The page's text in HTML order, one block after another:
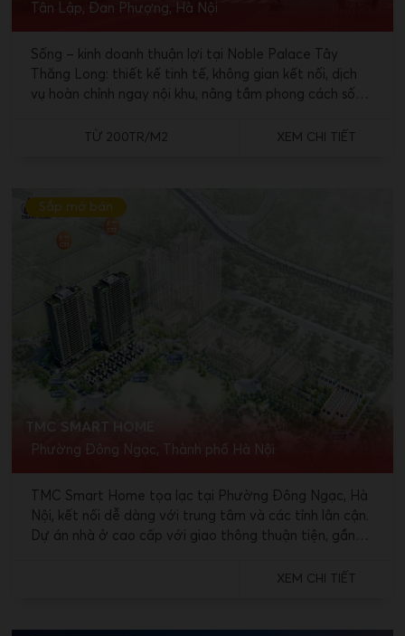
Tân Lập, Đan Phượng, Hà Nội
Sống – kinh doanh thuận lợi tại Noble Palace Tây
Thăng Long: thiết kế tinh tế, không gian kết nối, dịch
vụ hoàn chỉnh ngay nội khu, nâng tầm phong cách sống
TỪ 200TR/M2 XEM CHI TIẾT
TMC SMART HOME
Phường Đông Ngạc, Thành phố Hà Nội
Sắp mở bán
TMC Smart Home tọa lạc tại Phường Đông Ngạc, Hà
Nội, kết nối dễ dàng với trung tâm và các tỉnh lân cận.
Dự án nhà ở cao cấp với giao thông thuận tiện, gần
XEM CHI TIẾT